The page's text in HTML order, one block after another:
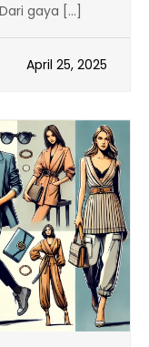
gaya […]
April 25, 2025